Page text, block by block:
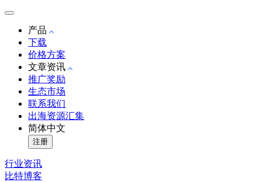
产品
下载
价格方案
文章资讯
推广奖励
生态市场
联系我们
出海资源汇集
简体中文
注册
行业资讯
比特博客